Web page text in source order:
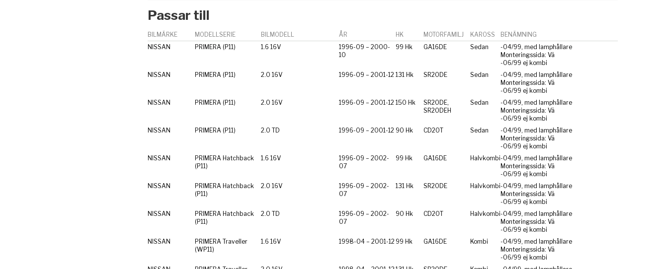
Passar till
BILMÄRKE MODELLSERIE BILMODELL ÅR HK MOTORFAMILJ KAROSS
BENÄMNING
NISSAN
PRIMERA (P11) 1.6 16V
1996-09 – 2000-
10
99 Hk GA16DE Sedan
-04/99, med lamphållare
Monteringssida: Vä
-06/99 ej kombi
NISSAN
PRIMERA (P11) 2.0 16V 1996-09 – 2001-12 131 Hk SR20DE Sedan
-04/99, med lamphållare
Monteringssida: Vä
-06/99 ej kombi
NISSAN
PRIMERA (P11) 2.0 16V 1996-09 – 2001-12 150 Hk
SR20DE,
SR20DEH
Sedan
-04/99, med lamphållare
Monteringssida: Vä
-06/99 ej kombi
NISSAN
PRIMERA (P11) 2.0 TD 1996-09 – 2001-12 90 Hk CD20T Sedan
-04/99, med lamphållare
Monteringssida: Vä
-06/99 ej kombi
NISSAN
PRIMERA Hatchback
(P11)
1.6 16V
1996-09 – 2002-
07
99 Hk GA16DE Halvkombi-04/99, med lamphållare
Monteringssida: Vä
-06/99 ej kombi
NISSAN
PRIMERA Hatchback
(P11)
2.0 16V
1996-09 – 2002-
07
131 Hk SR20DE Halvkombi-04/99, med lamphållare
Monteringssida: Vä
-06/99 ej kombi
NISSAN
PRIMERA Hatchback
(P11)
2.0 TD
1996-09 – 2002-
07
90 Hk CD20T Halvkombi-04/99, med lamphållare
Monteringssida: Vä
-06/99 ej kombi
NISSAN
PRIMERA Traveller
(WP11)
1.6 16V 1998-04 – 2001-12 99 Hk GA16DE Kombi
-04/99, med lamphållare
Monteringssida: Vä
-06/99 ej kombi